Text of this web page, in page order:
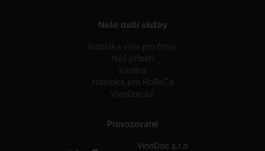
Naše další služby
Nabídka vína pro firmy
Náš příběh
Kariéra
Nabídka pro HoReCa
VinoDoc.cz
Provozovatel
VinoDoc s.r.o